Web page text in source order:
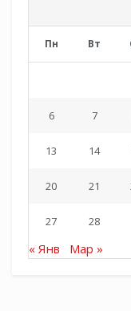
Пн Вт
6 7
13 14
20 21
27 28
« Янв Мар »